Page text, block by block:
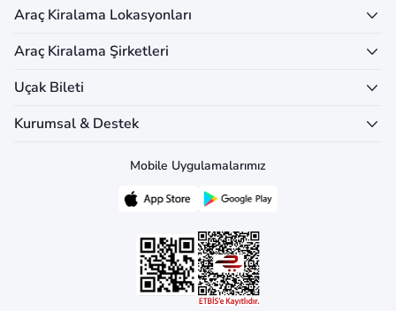
Araç Kiralama Lokasyonları
Araç Kiralama Şirketleri
Uçak Bileti
Kurumsal & Destek
Mobile Uygulamalarımız